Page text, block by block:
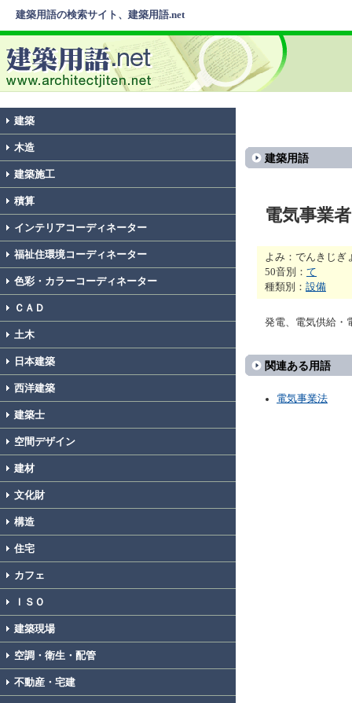
建築用語の検索サイト、建築用語.net
建築
木造
建築施工
積算
インテリアコーディネーター
福祉住環境コーディネーター
色彩・カラーコーディネーター
ＣＡＤ
土木
日本建築
西洋建築
建築士
空間デザイン
建材
文化財
構造
住宅
カフェ
ＩＳＯ
建築現場
空調・衛生・配管
不動産・宅建
建築用語
電気事業者
よみ：でんきじぎ
50音別： て
種類別： 設備
発電、電気供給・
関連ある用語
電気事業法